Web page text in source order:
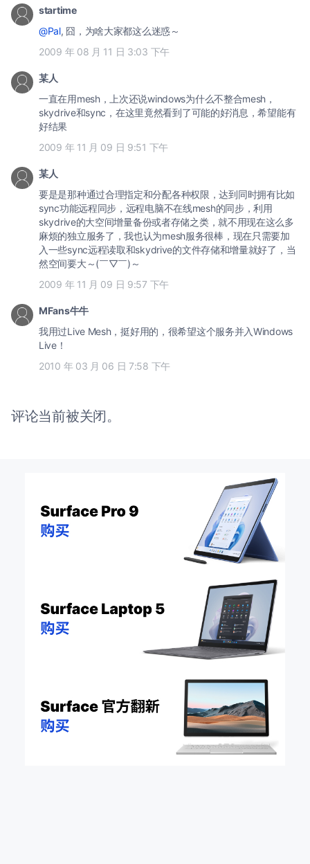
startime
@Pal, 囧，为啥大家都这么迷惑～
2009 年 08 月 11 日 3:03 下午
某人
一直在用mesh，上次还说windows为什么不整合mesh，
skydrive和sync，在这里竟然看到了可能的好消息，希望能有
好结果
2009 年 11 月 09 日 9:51 下午
某人
要是是那种通过合理指定和分配各种权限，达到同时拥有比如
sync功能远程同步，远程电脑不在线mesh的同步，利用
skydrive的大空间增量备份或者存储之类，就不用现在这么多
麻烦的独立服务了，我也认为mesh服务很棒，现在只需要加
入一些sync远程读取和skydrive的文件存储和增量就好了，当
然空间要大～(￣▽￣)～
2009 年 11 月 09 日 9:57 下午
MFans牛牛
我用过Live Mesh，挺好用的，很希望这个服务并入Windows
Live！
2010 年 03 月 06 日 7:58 下午
评论当前被关闭。